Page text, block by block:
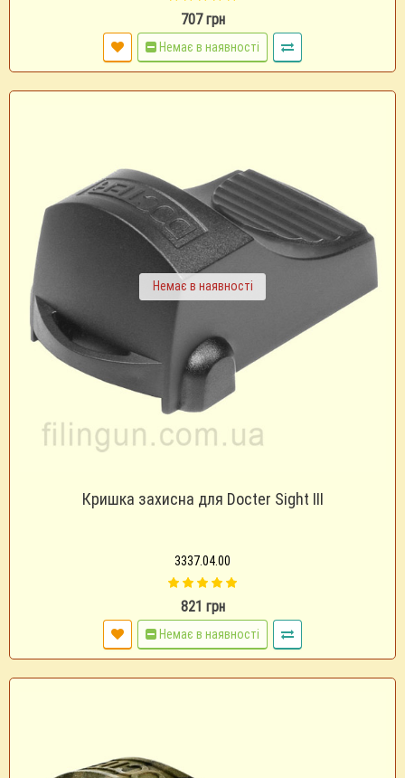
707 грн
Немає в наявності
Немає в наявності
Кришка захисна для Docter Sight III
3337.04.00
821 грн
Немає в наявності